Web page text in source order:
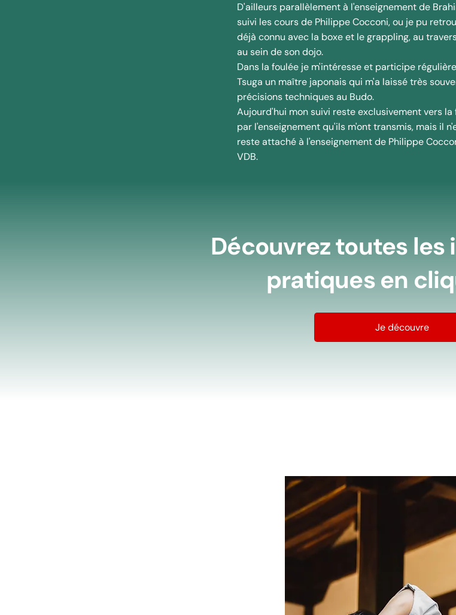
D'ailleurs parallèlement à l'enseignement de
suivi les cours de Philippe Cocconi, ou je pu
déjà connu avec la boxe et le grappling, au
au sein de son dojo.
Dans la foulée je m'intéresse et participe
Tsuga un maître japonais qui m'a laissé très
précisions techniques au Budo.
Aujourd'hui mon suivi reste exclusivement vers
par l'enseignement qu'ils m'ont transmis, mais il
reste attaché à l'enseignement de Philippe
VDB.
Découvrez toutes
pratiques en
Je découvre